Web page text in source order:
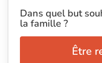
Dans quel but
la famille ?
Être